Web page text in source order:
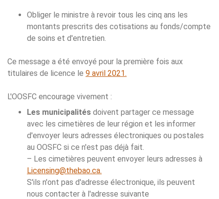
Obliger le ministre à revoir tous les cinq ans les
montants prescrits des cotisations au fonds/compte
de soins et d'entretien.
Ce message a été envoyé pour la première fois aux
titulaires de licence le 9 avril 2021.
L'OOSFC encourage vivement :
Les municipalités doivent partager ce message
avec les cimetières de leur région et les informer
d'envoyer leurs adresses électroniques ou postales
au OOSFC si ce n'est pas déjà fait.
– Les cimetières peuvent envoyer leurs adresses à
Licensing@thebao.ca.
S'ils n'ont pas d'adresse électronique, ils peuvent
nous contacter à l'adresse suivante